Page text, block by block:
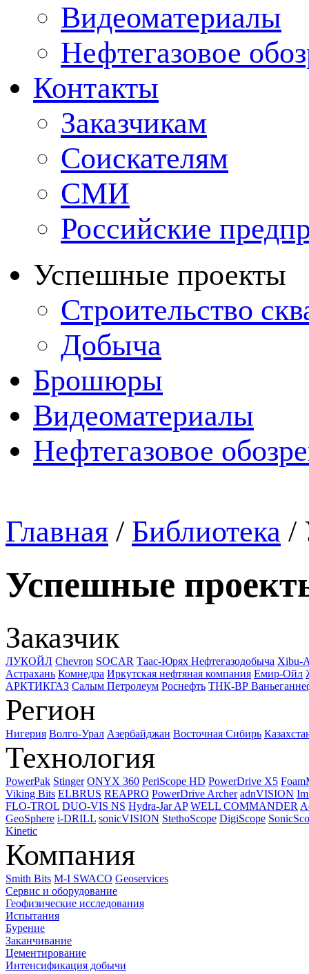
Видеоматериалы
Нефтегазовое
Контакты
Заказчикам
Соискателям
СМИ
Российские
Успешные проекты
Строительство
Добыча
Брошюры
Видеоматериалы
Нефтегазовое
Главная / Библиотека /
Успешные
Заказчик
ЛУКОЙЛ Chevron SOCAR Таас-Юрях Нефтегазодобыча Xibu-
Астрахань Комнедра Иркутская нефтяная компания Емир-Ойл
АРКТИКГАЗ Салым Петролеум Роснефть ТНК-ВР
Регион
Нигерия Волго-Урал Азербайджан Восточная Сибирь
Технология
PowerPak Stinger ONYX 360 PeriScope HD PowerDrive X5
Viking Bits ELBRUS REAPRO PowerDrive Archer adnVISION
FLO-TROL DUO-VIS NS Hydra-Jar AP WELL COMMANDER
GeoSphere i-DRILL sonicVISION StethoScope DigiScope
Kinetic
Компания
Smith Bits M-I SWACO Geoservices
Сервис и оборудование
Геофизические исследования
Испытания
Бурение
Заканчивание
Цементирование
Интенсификация добычи